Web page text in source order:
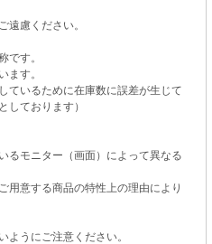
慮ください。
です。
ます。
いるために在庫数に誤差が生じて
ております）
るモニター（画面）によって異なる
意する商品の特性上の理由により
うにご注意ください。